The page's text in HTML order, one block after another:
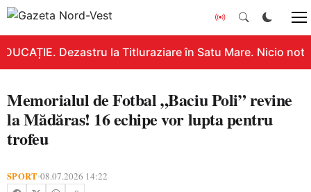
Dezastru la Titluraziare în Satu Mare. Nicio
Memorialul de Fotbal „Baciu Poli” revine
la Mădăras! 16 echipe vor lupta pentru
trofeu
SPORT•08.07.2026 14:22